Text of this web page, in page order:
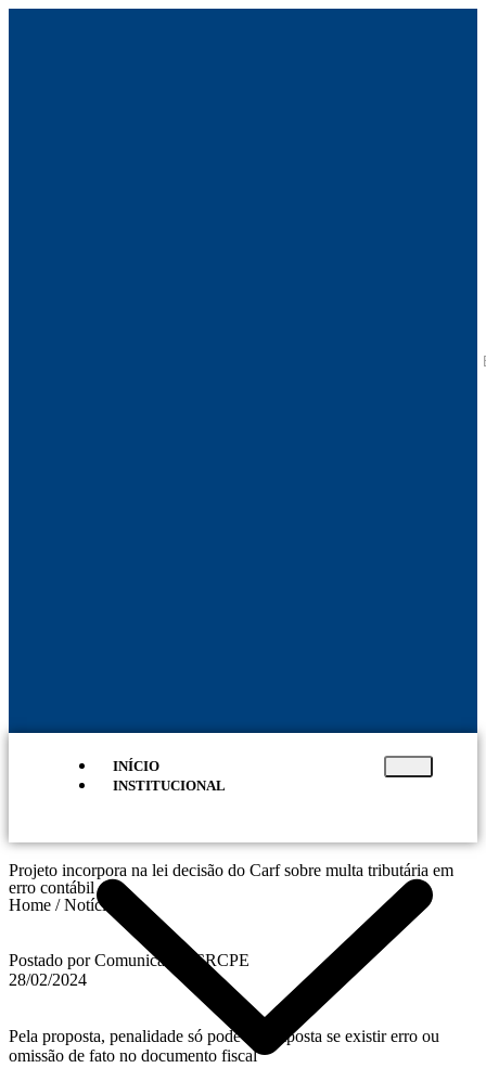
INÍCIO
INSTITUCIONAL
Projeto incorpora na lei decisão do Carf sobre multa tributária em
erro contábil
Home / Notícias
Postado por Comunicação CRCPE
28/02/2024
Pela proposta, penalidade só pode ser imposta se existir erro ou
omissão de fato no documento fiscal